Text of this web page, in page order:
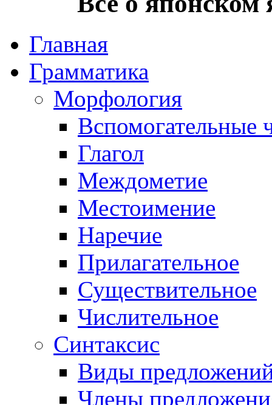
Главная
Грамматика
Морфология
Вспомогательные
Глагол
Междометие
Местоимение
Наречие
Прилагательное
Существительное
Числительное
Синтаксис
Виды
Члены